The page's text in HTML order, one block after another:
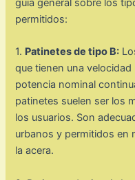
guía general sobre los
permitidos:
1. Patinetes de tipo B:
que tienen una
potencia nominal
patinetes suelen ser los
los usuarios. Son
urbanos y permitidos en
la acera.